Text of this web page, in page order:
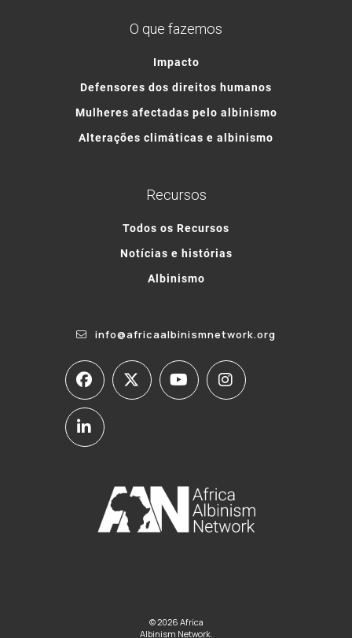
O que fazemos
Impacto
Defensores dos direitos humanos
Mulheres afectadas pelo albinismo
Alterações climáticas e albinismo
Recursos
Todos os Recursos
Notícias e histórias
Albinismo
info@africaalbinismnetwork.org
© 2026 Africa
Albinism Network.